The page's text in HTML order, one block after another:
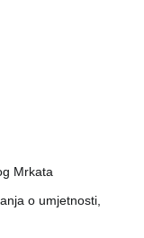
Mrkata
o umjetnosti,